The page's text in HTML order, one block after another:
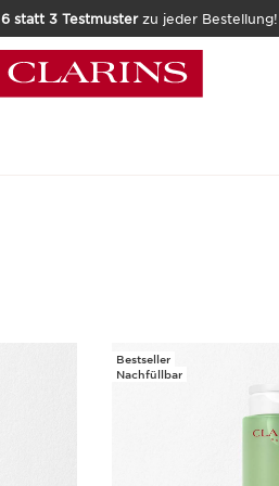
6 statt 3 Testmusterzu jeder Bestellung!
Bestseller
Nachfüllbar